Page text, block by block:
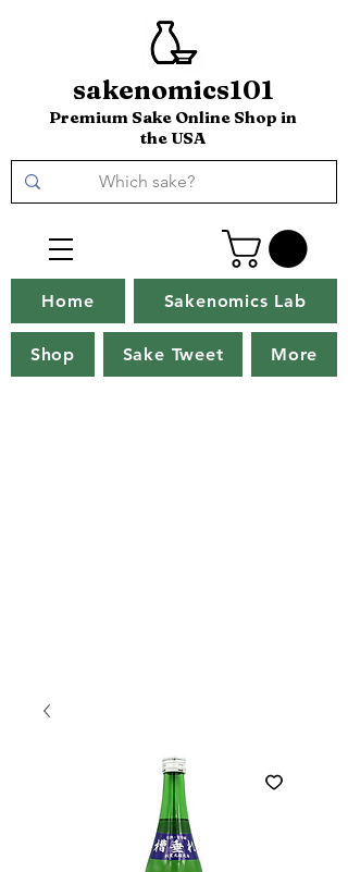
sakenomics101
Premium Sake Online Shop in
the USA
Home Sakenomics Lab
Shop Sake Tweet More